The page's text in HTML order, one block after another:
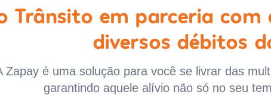
Trânsito em parceria
diversos débitos
Zapay é uma solução para você se livrar das
garantindo aquele alívio não só no seu